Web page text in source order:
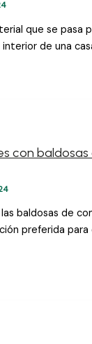
que se pasa
de una
con baldosas
baldosas de
preferida para